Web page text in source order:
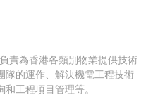
責為香港各類別物業提供技術
隊的運作、解決機電工程技術
工程項目管理等。